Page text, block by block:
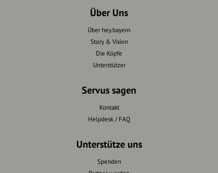
Über Uns
Über hey.bayern
Story & Vision
Die Köpfe
Unterstützer
Servus sagen
Kontakt
Helpdesk / FAQ
Unterstütze uns
Spenden